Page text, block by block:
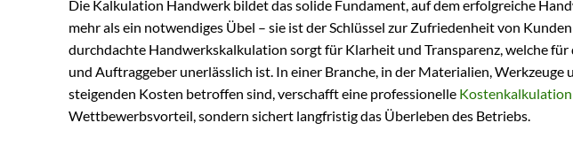
Die Kalkulation Handwerk bildet das solide Fundament, auf dem erfolgreiche
mehr als ein notwendiges Übel – sie ist der Schlüssel zur Zufriedenheit von
durchdachte Handwerkskalkulation sorgt für Klarheit und Transparenz, welche
und Auftraggeber unerlässlich ist. In einer Branche, in der Materialien,
steigenden Kosten betroffen sind, verschafft eine professionelle Kostenkalkulation
Wettbewerbsvorteil, sondern sichert langfristig das Überleben des Betriebs.